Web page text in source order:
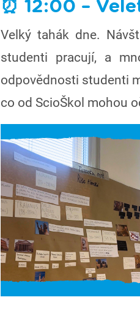
⏰ 12:00 –
Velký tahák dne.
studenti pracují, a
odpovědnosti studenti
co od ScioŠkol mohou